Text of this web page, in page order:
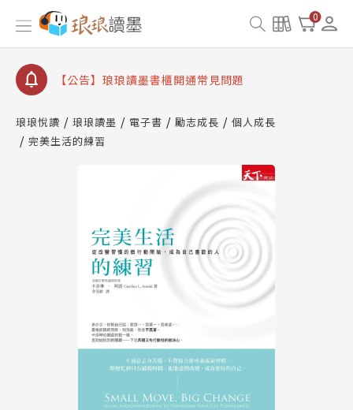
0
【公告】因 Readmoo 讀墨系統維護中，本站同步暫
停部分閱讀服務
【公告】琅琅讀墨數位閱讀資產合併與書櫃開通申請
【公告】琅琅讀墨書櫃開通常見問題
請圖文教學
【公告】琅琅書店服務升級重要說明及資產合併結果
查詢
【公告】因 Readmoo 讀墨系統維護中，本站同步暫
琅琅悅讀 琅琅讀墨 電子書 勵志成長
個人成長
完美生活的練習